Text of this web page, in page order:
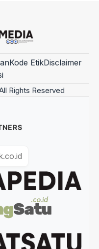
Kode EtikDisclaimer
Rights Reserved